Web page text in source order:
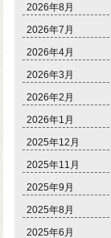
2026年8月
2026年7月
2026年4月
2026年3月
2026年2月
2026年1月
2025年12月
2025年11月
2025年9月
2025年8月
2025年6月